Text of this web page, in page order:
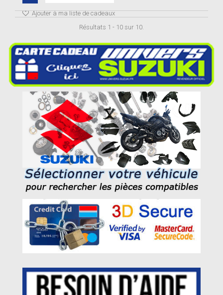
Ajouter à ma liste de cadeaux
Résultats 1 - 10 sur 10.